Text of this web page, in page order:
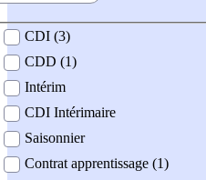
contrat
CDI (3)
CDD (1)
Intérim
CDI Intérimaire
Saisonnier
Contrat apprentissage (1)